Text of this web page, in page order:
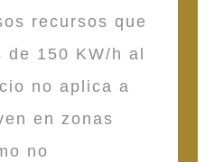
recursos que
de 150 KW/h al
no aplica a
en zonas
no